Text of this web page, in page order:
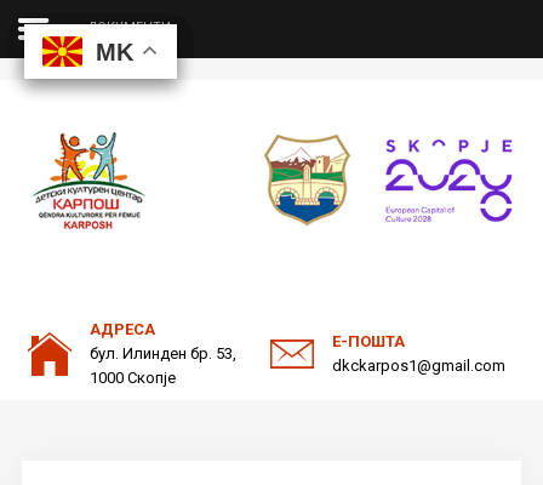
MK
MK
ДКЦ
ОДНОСИ СО ЈАВНОСТ
ДОКУМЕНТИ
MK
MK
АДРЕСА
бул. Илинден бр. 53,
1000 Скопје
Е-ПОШТА
dkckarpos1@gmail.com
Пребарајте на нашата веб страна